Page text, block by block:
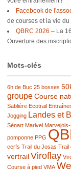
Facebook de
de courses et la vie
QBRC 2026 – La
Ouverture des
Mots-clés
6h de Buc 25 bosses
groupeCourse
Sablière Ecotrail
Jogging Landes et
Sénart Marivel
pomponne PPG
cerfs Trail du Josas Trail
vertrailViroflay
Course à pied VMA